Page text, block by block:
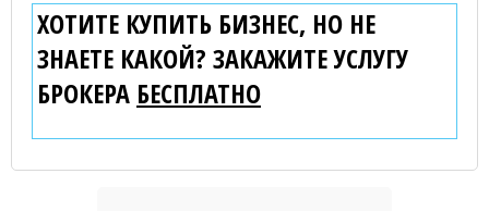
ХОТИТЕ КУПИТЬ БИЗНЕС, НО НЕ
ЗНАЕТЕ КАКОЙ? ЗАКАЖИТЕ УСЛУГУ
БРОКЕРА БЕСПЛАТНО